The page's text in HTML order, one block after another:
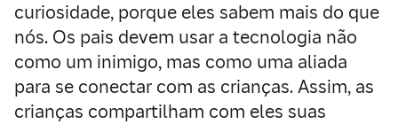
curiosidade, porque eles sabem mais do que
nós. Os pais devem usar a tecnologia não
como um inimigo, mas como uma aliada
para se conectar com as crianças. Assim, as
crianças compartilham com eles suas